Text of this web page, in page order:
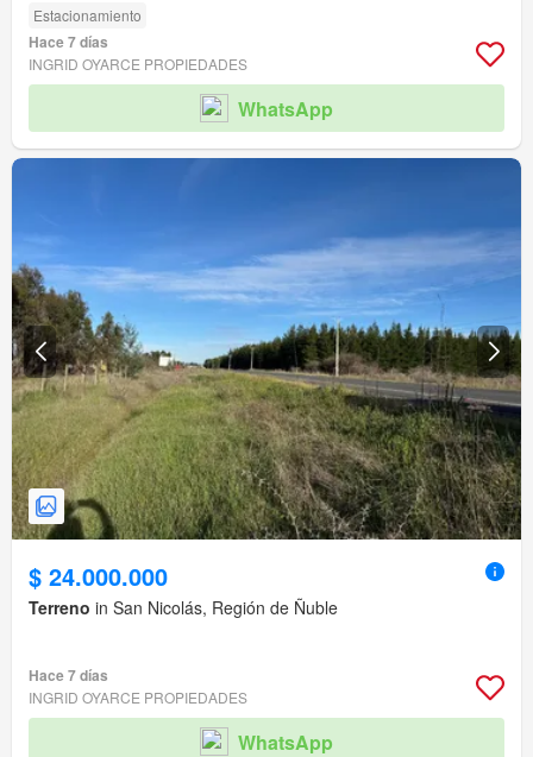
Estacionamiento
Hace 7 días
INGRID OYARCE PROPIEDADES
WhatsApp
$ 24.000.000
Terreno in San Nicolás, Región de Ñuble
Hace 7 días
INGRID OYARCE PROPIEDADES
WhatsApp